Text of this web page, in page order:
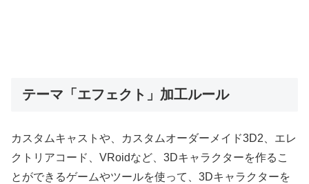
テーマ「エフェクト」加工ルール
カスタムキャストや、カスタムオーダーメイド3D2、エレ
クトリアコード、VRoidなど、3Dキャラクターを作るこ
とができるゲームやツールを使って、3Dキャラクターを